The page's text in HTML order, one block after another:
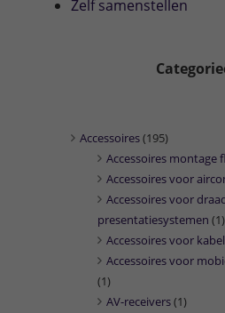
Zelf samenstellen
Accessoires(195)
Accessoires montage
Accessoires voor
Accessoires voor
presentatiesystemen (1)
Accessoires voor
Accessoires voor
(1)
AV-receivers(1)